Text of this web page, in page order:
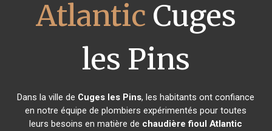
Atlantic Cuges
les Pins
Dans la ville de Cuges les Pins, les habitants ont confiance
en notre équipe de plombiers expérimentés pour toutes
leurs besoins en matière de chaudière fioul Atlantic